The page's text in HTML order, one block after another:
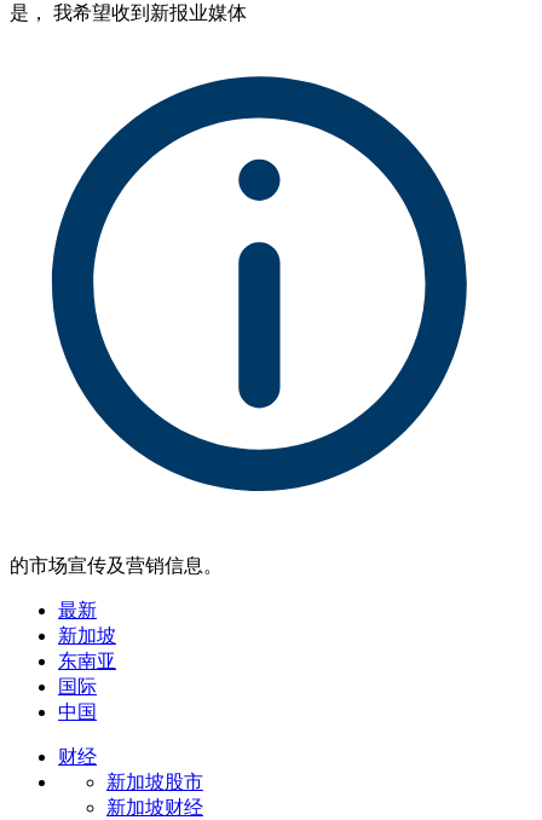
是， 我希望收到新报业媒体
的市场宣传及营销信息。
最新
新加坡
东南亚
国际
中国
财经
新加坡股市
新加坡财经